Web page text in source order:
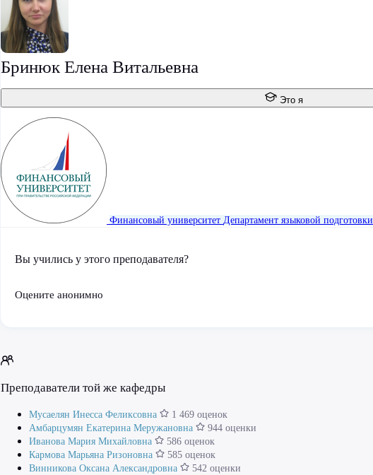
Бринюк Елена Витальевна
Это я
Финансовый университет Департамент языковой подготовки
Вы учились у этого преподавателя?
Оцените анонимно
Преподаватели той же кафедры
Мусаелян Инесса Феликсовна
1 469 оценок
Амбарцумян Екатерина Меружановна
944 оценки
Иванова Мария Михайловна
586 оценок
Кармова Марьяна Ризоновна
585 оценок
Винникова Оксана Александровна
542 оценки